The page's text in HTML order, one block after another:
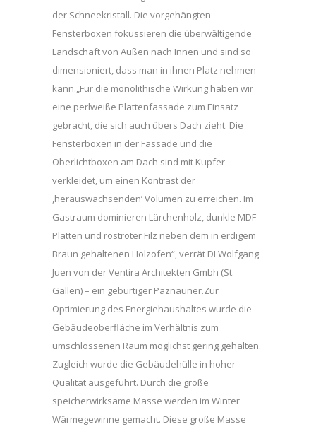
der Schneekristall. Die vorgehängten
Fensterboxen fokussieren die überwältigende
Landschaft von Außen nach Innen und sind so
dimensioniert, dass man in ihnen Platz nehmen
kann.„Für die monolithische Wirkung haben wir
eine perlweiße Plattenfassade zum Einsatz
gebracht, die sich auch übers Dach zieht. Die
Fensterboxen in der Fassade und die
Oberlichtboxen am Dach sind mit Kupfer
verkleidet, um einen Kontrast der
,herauswachsenden’ Volumen zu erreichen. Im
Gastraum dominieren Lärchenholz, dunkle MDF-
Platten und rostroter Filz neben dem in erdigem
Braun gehaltenen Holzofen“, verrät DI Wolfgang
Juen von der Ventira Architekten Gmbh (St.
Gallen) – ein gebürtiger Paznauner.Zur
Optimierung des Energiehaushaltes wurde die
Gebäudeoberfläche im Verhältnis zum
umschlossenen Raum möglichst gering gehalten.
Zugleich wurde die Gebäudehülle in hoher
Qualität ausgeführt. Durch die große
speicherwirksame Masse werden im Winter
Wärmegewinne gemacht. Diese große Masse